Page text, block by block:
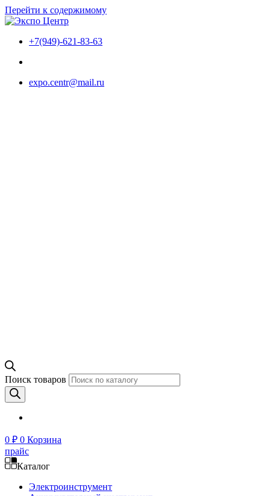
Перейти к содержимому
+7(949)-621-83-63
expo.centr@mail.ru
Поиск товаров
0 ₽ 0 Корзина
прайс
Каталог
Электроинструмент